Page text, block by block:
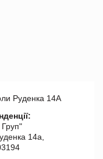
Руденка 14А
14а,